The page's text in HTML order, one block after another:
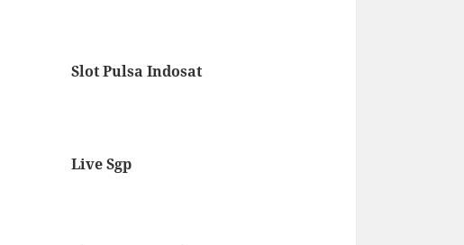
Slot Pulsa Indosat
Live Sgp